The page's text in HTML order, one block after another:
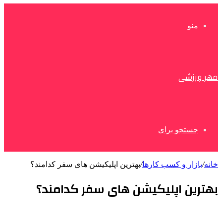
منو
مهر ورزشی
جستجو برای
خانه/بازار و کسب کارها/بهترین اپلیکیشن های سفر کدامند؟
بهترین اپلیکیشن های سفر کدامند؟